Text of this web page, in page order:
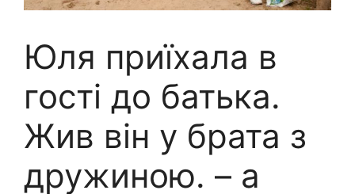
Юля приїхала в
гості до батька.
Жив він у брата з
дружиною. – а